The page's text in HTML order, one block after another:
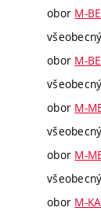
obor M-
všeobecný
obor M-
všeobecný
obor M-
všeobecný
obor M-
všeobecný
obor M-